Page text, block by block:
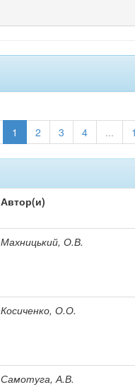
1 2 3 4 ...
Автор(и)
Махницький, О.В.
Косиченко, О.О.
Самотуга, А.В.